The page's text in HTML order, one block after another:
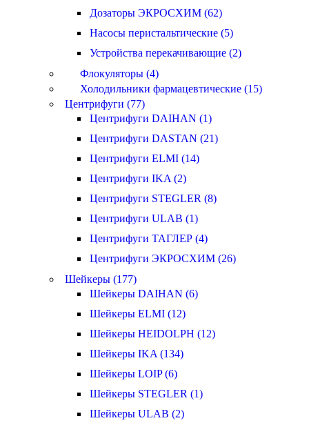
Дозаторы ЭКРОСХИМ (62)
Насосы перистальтические (5)
Устройства перекачивающие (2)
Флокуляторы (4)
Холодильники фармацевтические (15)
Центрифуги (77)
Центрифуги DAIHAN (1)
Центрифуги DASTAN (21)
Центрифуги ELMI (14)
Центрифуги IKA (2)
Центрифуги STEGLER (8)
Центрифуги ULAB (1)
Центрифуги ТАГЛЕР (4)
Центрифуги ЭКРОСХИМ (26)
Шейкеры (177)
Шейкеры DAIHAN (6)
Шейкеры ELMI (12)
Шейкеры HEIDOLPH (12)
Шейкеры IKA (134)
Шейкеры LOIP (6)
Шейкеры STEGLER (1)
Шейкеры ULAB (2)